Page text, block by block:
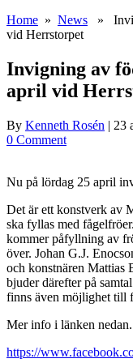
Home » News »
vid Herrstorpet
Invigning av
april vid
By Kenneth Rosén | 23
0 Comment
Nu på lördag 25 april
Det är ett konstverk av
ska fyllas med
kommer påfyllning av
över. Johan G.J.
och konstnären Mattias
bjuder därefter på
finns även möjlighet till
Mer info i länken nedan.
https://